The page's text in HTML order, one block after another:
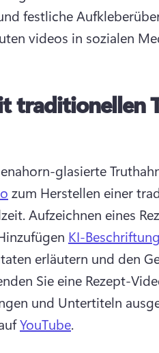
festliche
videos in sozialen
traditionellen
glasierte
zum Herstellen einer
Aufzeichnen eines
KI-
erläutern und den
Sie eine Rezept-
und Untertiteln
YouTube.